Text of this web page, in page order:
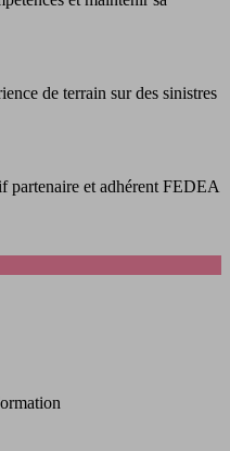
de terrain sur des sinistres
et adhérent FEDEA